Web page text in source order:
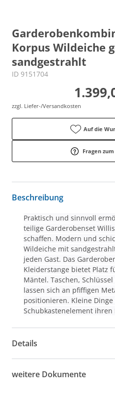
Korpus Wildeiche
sandgestrahlt
ID 9151704
zzgl. Liefer-/Versandkosten
Auf die
Fragen
Beschreibung
Praktisch und sinnvoll
teilige Garderobenset
schaffen. Modern und
Wildeiche mit
jeden Gast. Das
Kleiderstange bietet Platz
Mäntel. Taschen,
lassen sich an pfiffigen
positionieren. Kleine
Schubkastenelement ihren
Details
weitere Dokumente